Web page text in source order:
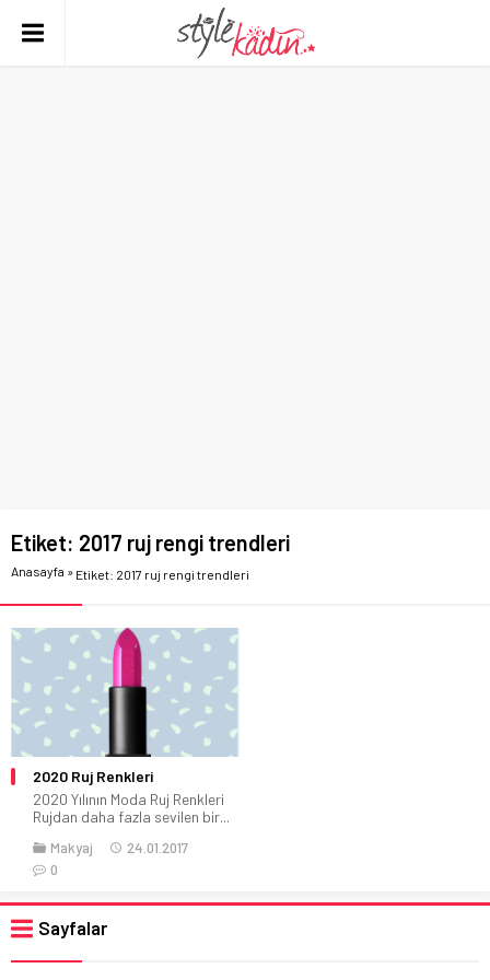
Etiket: 2017 ruj rengi trendleri
Anasayfa » Etiket: 2017 ruj rengi trendleri
2020 Ruj Renkleri
2020 Yılının Moda Ruj Renkleri
Rujdan daha fazla sevilen bir...
Makyaj
24.01.2017
0
Sayfalar